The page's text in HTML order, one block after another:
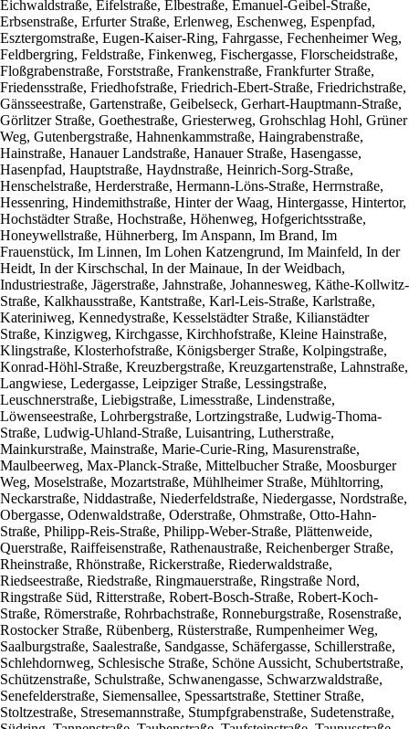
Eichwaldstraße, Eifelstraße, Elbestraße, Emanuel-Geibel-Straße,
Erbsenstraße, Erfurter Straße, Erlenweg, Eschenweg, Espenpfad,
Esztergomstraße, Eugen-Kaiser-Ring, Fahrgasse, Fechenheimer Weg,
Feldbergring, Feldstraße, Finkenweg, Fischergasse, Florscheidstraße,
Floßgrabenstraße, Forststraße, Frankenstraße, Frankfurter Straße,
Friedensstraße, Friedhofstraße, Friedrich-Ebert-Straße, Friedrichstraße,
Gänsseestraße, Gartenstraße, Geibelseck, Gerhart-Hauptmann-Straße,
Görlitzer Straße, Goethestraße, Griesterweg, Grohschlag Hohl, Grüner
Weg, Gutenbergstraße, Hahnenkammstraße, Haingrabenstraße,
Hainstraße, Hanauer Landstraße, Hanauer Straße, Hasengasse,
Hasenpfad, Hauptstraße, Haydnstraße, Heinrich-Sorg-Straße,
Henschelstraße, Herderstraße, Hermann-Löns-Straße, Herrnstraße,
Hessenring, Hindemithstraße, Hinter der Waag, Hintergasse, Hintertor,
Hochstädter Straße, Hochstraße, Höhenweg, Hofgerichtsstraße,
Honeywellstraße, Hühnerberg, Im Anspann, Im Brand, Im
Frauenstück, Im Linnen, Im Lohen Katzengrund, Im Mainfeld, In der
Heidt, In der Kirschschal, In der Mainaue, In der Weidbach,
Industriestraße, Jägerstraße, Jahnstraße, Johannesweg, Käthe-Kollwitz-
Straße, Kalkhausstraße, Kantstraße, Karl-Leis-Straße, Karlstraße,
Kateriniweg, Kennedystraße, Kesselstädter Straße, Kilianstädter
Straße, Kinzigweg, Kirchgasse, Kirchhofstraße, Kleine Hainstraße,
Klingstraße, Klosterhofstraße, Königsberger Straße, Kolpingstraße,
Konrad-Höhl-Straße, Kreuzbergstraße, Kreuzgartenstraße, Lahnstraße,
Langwiese, Ledergasse, Leipziger Straße, Lessingstraße,
Leuschnerstraße, Liebigstraße, Limesstraße, Lindenstraße,
Löwenseestraße, Lohrbergstraße, Lortzingstraße, Ludwig-Thoma-
Straße, Ludwig-Uhland-Straße, Luisantring, Lutherstraße,
Mainkurstraße, Mainstraße, Marie-Curie-Ring, Masurenstraße,
Maulbeerweg, Max-Planck-Straße, Mittelbucher Straße, Moosburger
Weg, Moselstraße, Mozartstraße, Mühlheimer Straße, Mühltorring,
Neckarstraße, Niddastraße, Niederfeldstraße, Niedergasse, Nordstraße,
Obergasse, Odenwaldstraße, Oderstraße, Ohmstraße, Otto-Hahn-
Straße, Philipp-Reis-Straße, Philipp-Weber-Straße, Plättenweide,
Querstraße, Raiffeisenstraße, Rathenaustraße, Reichenberger Straße,
Rheinstraße, Rhönstraße, Rickerstraße, Riederwaldstraße,
Riedseestraße, Riedstraße, Ringmauerstraße, Ringstraße Nord,
Ringstraße Süd, Ritterstraße, Robert-Bosch-Straße, Robert-Koch-
Straße, Römerstraße, Rohrbachstraße, Ronneburgstraße, Rosenstraße,
Rostocker Straße, Rübenberg, Rüsterstraße, Rumpenheimer Weg,
Saalburgstraße, Saalestraße, Sandgasse, Schäfergasse, Schillerstraße,
Schlehdornweg, Schlesische Straße, Schöne Aussicht, Schubertstraße,
Schützenstraße, Schulstraße, Schwanengasse, Schwarzwaldstraße,
Senefelderstraße, Siemensallee, Spessartstraße, Stettiner Straße,
Stoltzestraße, Stresemannstraße, Stumpfgrabenstraße, Sudetenstraße,